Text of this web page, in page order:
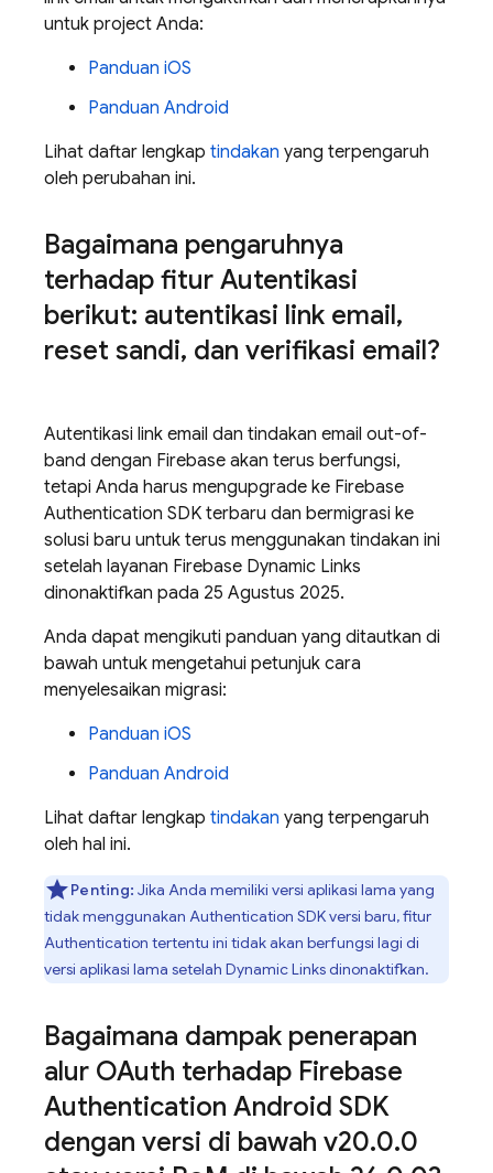
untuk project Anda:
Panduan iOS
Panduan Android
Lihat daftar lengkap tindakan yang terpengaruh
oleh perubahan ini.
Bagaimana pengaruhnya
terhadap fitur Autentikasi
berikut: autentikasi link email,
reset sandi, dan verifikasi email?
Autentikasi link email dan tindakan email out-of-
band dengan Firebase akan terus berfungsi,
tetapi Anda harus mengupgrade ke Firebase
Authentication SDK terbaru dan bermigrasi ke
solusi baru untuk terus menggunakan tindakan ini
setelah layanan Firebase Dynamic Links
dinonaktifkan pada 25 Agustus 2025.
Anda dapat mengikuti panduan yang ditautkan di
bawah untuk mengetahui petunjuk cara
menyelesaikan migrasi:
Panduan iOS
Panduan Android
Lihat daftar lengkap tindakan yang terpengaruh
oleh hal ini.
Penting: Jika Anda memiliki versi aplikasi lama yang
tidak menggunakan Authentication SDK versi baru, fitur
Authentication tertentu ini tidak akan berfungsi lagi di
versi aplikasi lama setelah Dynamic Linksdinonaktifkan.
Bagaimana dampak penerapan
alur OAuth terhadap Firebase
Authentication Android SDK
dengan versi di bawah v20.0.0